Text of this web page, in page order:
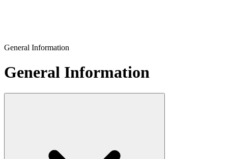
General Information
General Information